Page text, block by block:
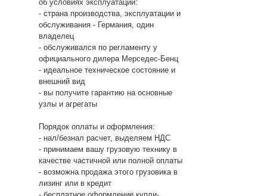
об условиях эксплуатации:
- страна производства, эксплуатации и
обслуживания - Германия, один
владелец
- обслуживался по регламенту у
официального дилера Мерседес-Бенц
- идеальное техническое состояние и
внешний вид
- вы получите гарантию на основные
узлы и агрегаты
Порядок оплаты и оформления:
- нал/безнал расчет, выделяем НДС
- принимаем вашу грузовую технику в
качестве частичной или полной оплаты
- возможна продажа этого грузовика в
лизинг или в кредит